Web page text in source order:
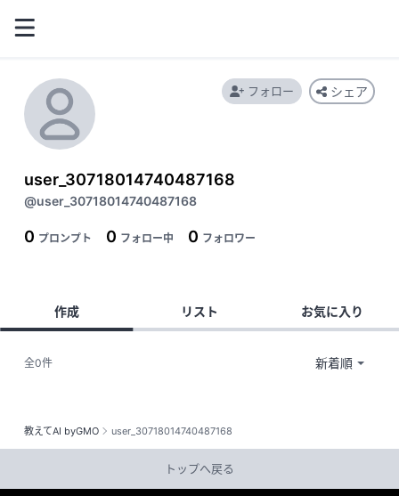
教えてAI byGMO user_30718014740487168
user_30718014740487168
@user_30718014740487168
0 プロンプト 0 フォロー中 0 フォロワー
フォロー シェア
作成 リスト お気に入り
全0件
トップへ戻る